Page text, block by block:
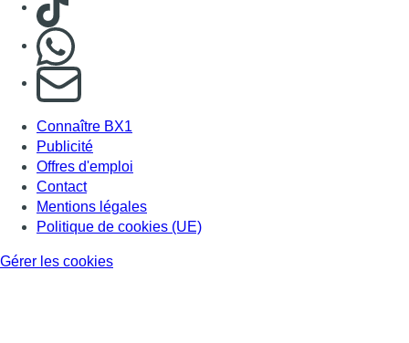
S'abonner à notre newsletter
Connaître BX1
Publicité
Offres d'emploi
Contact
Mentions légales
Politique de cookies (UE)
Gérer les cookies